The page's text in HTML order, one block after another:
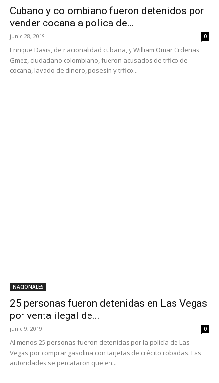
Cubano y colombiano fueron detenidos por
vender cocana a polica de...
junio 28, 2019 0
Enrique Davis, de nacionalidad cubana, y William Omar Crdenas
Gmez, ciudadano colombiano, fueron acusados de trfico de
cocana, lavado de dinero, posesin y trfico...
NACIONALES
25 personas fueron detenidas en Las Vegas
por venta ilegal de...
junio 9, 2019 0
Al menos 25 personas fueron detenidas por la policía de Las
Vegas por comprar gasolina con tarjetas de crédito robadas. Las
autoridades se percataron que en...